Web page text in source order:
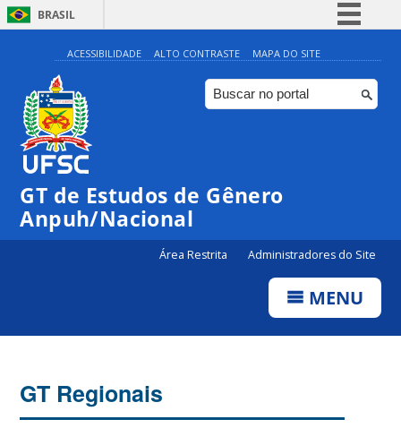
BRASIL
Simplifique!
Comunica BR
Participe
Canais
ACESSIBILIDADE ALTO CONTRASTE MAPA DO SITE
GT de Estudos de Gênero
Anpuh/Nacional
Área Restrita Administradores do Site
MENU
GT Regionais